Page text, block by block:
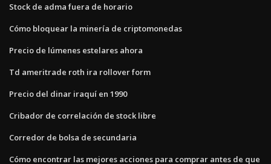
Stock de adma fuera de horario
Cómo bloquear la minería de criptomonedas
Precio de lúmenes estelares ahora
Td ameritrade roth ira rollover form
Precio del dinar iraquí en 1990
Cribador de correlación de stock libre
Corredor de bolsa de secundaria
Cómo encontrar las mejores acciones para comprar antes de que